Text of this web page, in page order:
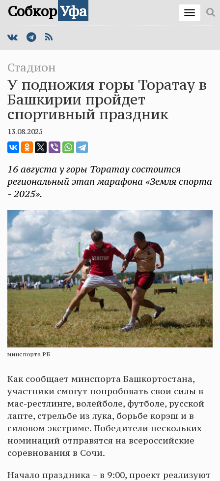
СобкорУфа
Стадион
У подножия горы Торатау в
Башкирии пройдет
спортивный праздник
13.08.2025
16 августа у горы Торатау состоится
региональный этап марафона «Земля спорта
- 2025».
минспорта РБ
Как сообщает минспорта Башкортостана,
участники смогут попробовать свои силы в
мас-рестлинге, волейболе, футболе, русской
лапте, стрельбе из лука, борьбе корэш и в
силовом экстриме. Победители нескольких
номинаций отправятся на всероссийские
соревнования в Сочи.
Начало праздника – в 9:00, проект реализуют